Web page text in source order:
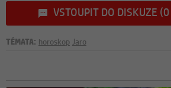
VSTOUPIT DO DISKUZE
TÉMATA: horoskop Jaro